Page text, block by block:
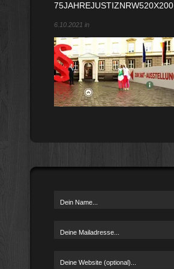
75JAHREJUSTIZNRW520X200
6.10.2021 in